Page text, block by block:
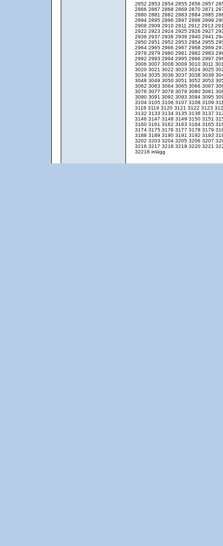
2852 2853 2854 2855 2856 2857
2866 2867 2868 2869 2870 2871
2880 2881 2882 2883 2884 2885
2894 2895 2896 2897 2898 2899
2908 2909 2910 2911 2912 2913
2922 2923 2924 2925 2926 2927
2936 2937 2938 2939 2940 2941
2950 2951 2952 2953 2954 2955
2964 2965 2966 2967 2968 2969
2978 2979 2980 2981 2982 2983
2992 2993 2994 2995 2996 2997
3006 3007 3008 3009 3010 3011
3020 3021 3022 3023 3024 3025
3034 3035 3036 3037 3038 3039
3048 3049 3050 3051 3052 3053
3062 3063 3064 3065 3066 3067
3076 3077 3078 3079 3080 3081
3090 3091 3092 3093 3094 3095
3104 3105 3106 3107 3108 3109
3118 3119 3120 3121 3122 3123
3132 3133 3134 3135 3136 3137
3146 3147 3148 3149 3150 3151
3160 3161 3162 3163 3164 3165
3174 3175 3176 3177 3178 3179
3188 3189 3190 3191 3192 3193
3202 3203 3204 3205 3206 3207
3216 3217 3218 3219 3220 3221
32218 inlägg